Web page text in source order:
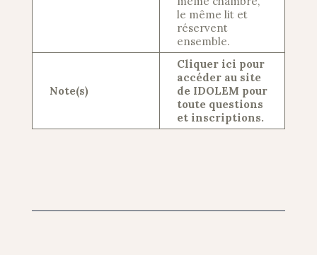
le même lit et
réservent
ensemble.
Note(s)
Cliquer ici pour
accéder au site
de IDOLEM pour
toute questions
et inscriptions.